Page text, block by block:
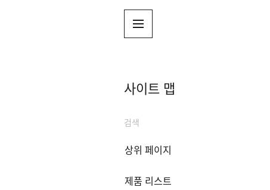
사이트 맵
검색
상위 페이지
제품 리스트